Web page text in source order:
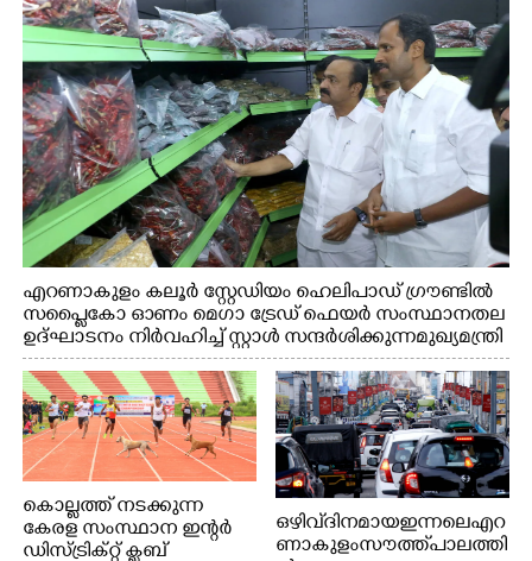
എറണാകുളം കലൂർ സ്റ്റേഡിയം ഹെലിപാഡ് ഗ്രൗണ്ടിൽ
സപ്ളൈകോ ഓണം മെഗാ ട്രേഡ് ഫെയർ സംസ്ഥാനതല
ഉദ്ഘാടനം നിർവഹിച്ച് സ്റ്റാൾ സന്ദർശിക്കുന്ന മുഖ്യമന്ത്രി
വി.ഡി. സതീശൻ. മന്ത്രി അനൂപ് ജേക്കബ് സമീപം
കൊല്ലത്ത് നടക്കുന്ന
കേരള സംസ്ഥാന ഇന്റർ
ഡിസ്ട്രിക്റ്റ് ക്ലബ്
ഒഴിവ് ദിനമായ ഇന്നലെ എറ
ണാകുളം സൗത്ത് പാലത്തി